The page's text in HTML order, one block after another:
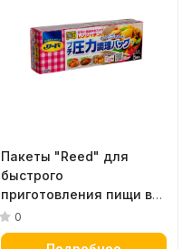
Пакеты "Reed" для
быстрого
приготовления пищи в
микроволновой печи,
размер 20,5 х 20,8 см
0